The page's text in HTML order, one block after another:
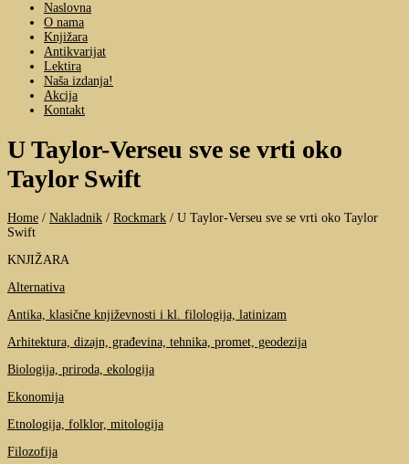
Naslovna
O nama
Knjižara
Antikvarijat
Lektira
Naša izdanja!
Akcija
Kontakt
U Taylor-Verseu sve se vrti oko
Taylor Swift
Home / Nakladnik / Rockmark / U Taylor-Verseu sve se vrti oko Taylor
Swift
KNJIŽARA
Alternativa
Antika, klasične književnosti i kl. filologija, latinizam
Arhitektura, dizajn, građevina, tehnika, promet, geodezija
Biologija, priroda, ekologija
Ekonomija
Etnologija, folklor, mitologija
Filozofija